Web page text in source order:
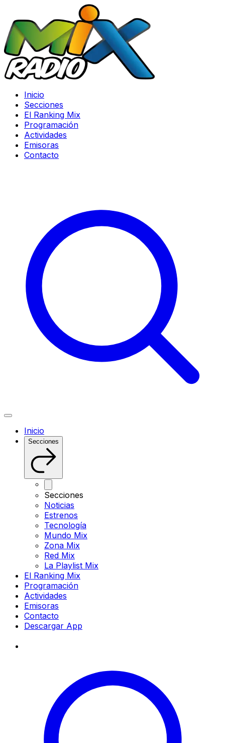
Inicio
Secciones
El Ranking Mix
Programación
Actividades
Emisoras
Contacto
Inicio
Secciones
Secciones
Noticias
Estrenos
Tecnología
Mundo Mix
Zona Mix
Red Mix
La Playlist Mix
El Ranking Mix
Programación
Actividades
Emisoras
Contacto
Descargar App